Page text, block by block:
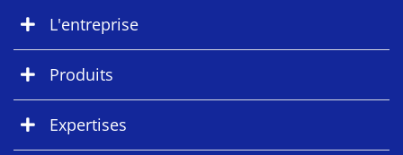
L'entreprise
Produits
Expertises